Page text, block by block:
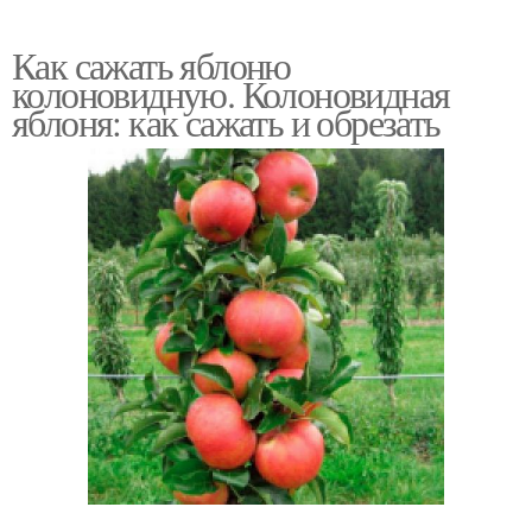
Как сажать яблоню
колоновидную. Колоновидная
яблоня: как сажать и обрезать